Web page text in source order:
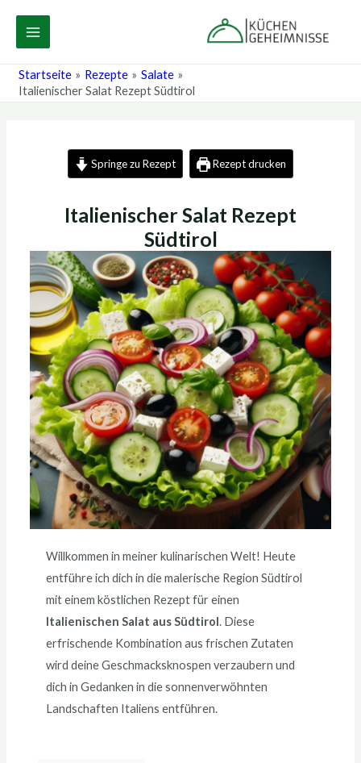
Inhalt
MAIN
MENU
Startseite Rezepte
Salate
Italienischer Salat Rezept Südtirol
Springe zu Rezept Rezept drucken
Italienischer Salat Rezept
Südtirol
Willkommen in meiner kulinarischen Welt! Heute
entführe ich dich in die malerische Region Südtirol
mit einem köstlichen Rezept für einen
Italienischen Salat aus Südtirol. Diese
erfrischende Kombination aus frischen Zutaten
wird deine Geschmacksknospen verzaubern und
dich in Gedanken in die sonnenverwöhnten
Landschaften Italiens entführen.